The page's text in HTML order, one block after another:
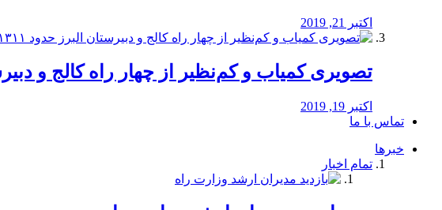
اکتبر 21, 2019
️تصویری کمیاب و کم‌نظیر از چهار راه كالج و دبيرستان
اکتبر 19, 2019
تماس با ما
خبرها
تمام اخبار